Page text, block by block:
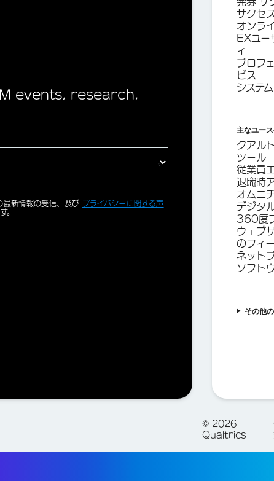
events, research,
最新情報の受信、及び プライバシーに関する声
。
サクセ
オンラ
EXユー
ィ
プロフ
ビス
システ
主なユー
クアル
ツール
従業員
退職時
オムニ
デジタ
360度
ウェブ
のフィ
ネット
ソフト
その他
© 2026
Qualtrics